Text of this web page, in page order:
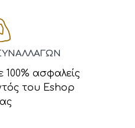
ασφαλείς
του Eshop